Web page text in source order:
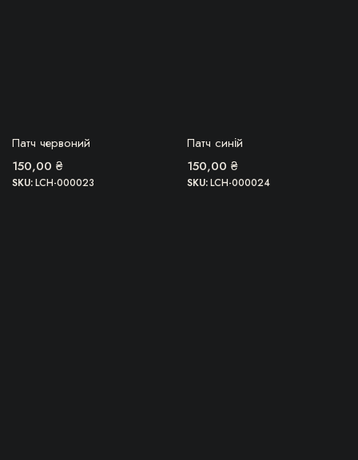
БЕРУ!
Патч червоний
150,00 ₴
SKU:LCH-000023
Патч синій
150,00 ₴
SKU:LCH-000024